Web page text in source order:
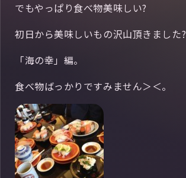
でもやっぱり食べ物美味しい?
初日から美味しいもの沢山頂きました?
「海の幸」編。
食べ物ばっかりですみません＞＜。